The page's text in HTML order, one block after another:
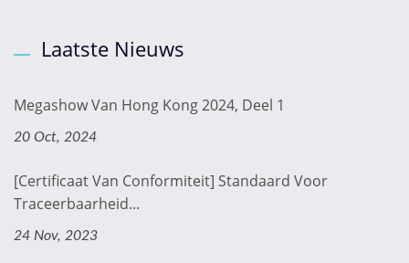
Laatste Nieuws
Megashow Van Hong Kong 2024, Deel 1
20 Oct, 2024
[Certificaat Van Conformiteit] Standaard Voor
Traceerbaarheid...
24 Nov, 2023